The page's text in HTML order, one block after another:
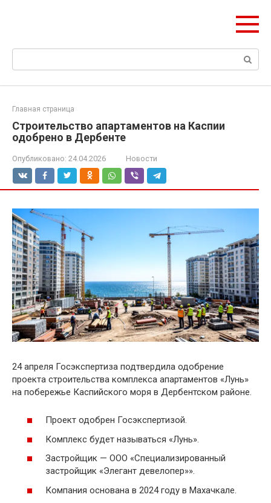
Поиск:
Главная страница
Строительство апартаментов на Каспии
одобрено в Дербенте
Опубликовано: 24.04.2026 Новости
24 апреля Госэкспертиза подтвердила одобрение
проекта строительства комплекса апартаментов «Лунь»
на побережье Каспийского моря в Дербентском районе.
Проект одобрен Госэкспертизой.
Комплекс будет называться «Лунь».
Застройщик — ООО «Специализированный
застройщик «Элегант девелопер»».
Компания основана в 2024 году в Махачкале.